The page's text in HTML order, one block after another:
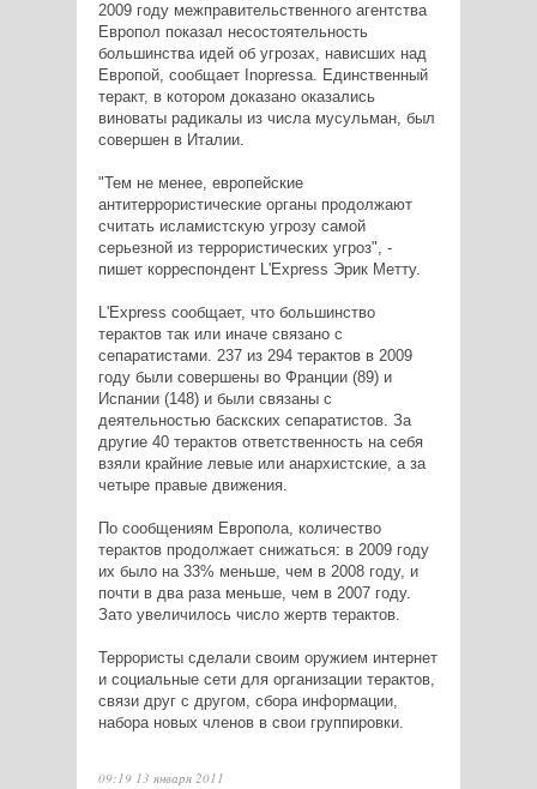
2009 году межправительственного агентства
Европол показал несостоятельность
большинства идей об угрозах, нависших над
Европой, сообщает Inopressa. Единственный
теракт, в котором доказано оказались
виноваты радикалы из числа мусульман, был
совершен в Италии.
"Тем не менее, европейские
антитеррористические органы продолжают
считать исламистскую угрозу самой
серьезной из террористических угроз", -
пишет корреспондент L'Express Эрик Метту.
L'Express сообщает, что большинство
терактов так или иначе связано с
сепаратистами. 237 из 294 терактов в 2009
году были совершены во Франции (89) и
Испании (148) и были связаны с
деятельностью баскских сепаратистов. За
другие 40 терактов ответственность на себя
взяли крайние левые или анархистские, а за
четыре правые движения.
По сообщениям Европола, количество
терактов продолжает снижаться: в 2009 году
их было на 33% меньше, чем в 2008 году, и
почти в два раза меньше, чем в 2007 году.
Зато увеличилось число жертв терактов.
Террористы сделали своим оружием интернет
и социальные сети для организации терактов,
связи друг с другом, сбора информации,
набора новых членов в свои группировки.
09:19 13 января 2011